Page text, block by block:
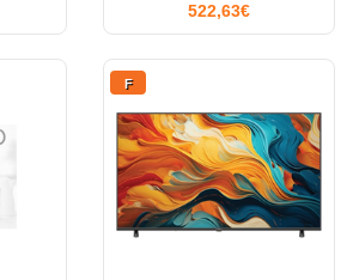
522,63€
F